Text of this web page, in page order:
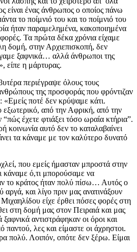
είναι ένας άνθρωπος ο οποίος πάνω
το ποίμνιό του και το ποίμνιό του
ήταν παραμελημένα, κακοποιημένα
Τα πρώτα δέκα χρόνια είχαμε
δομή, στην Αρχιεπισκοπή, δεν
ξαφνικά… αλλά άνθρωποι της
είπε η μάρτυρας.
περιέγραψε όλους τους
της προσφοράς που φρόντιζαν
ποτέ δεν κρύψαμε κάτι.
από την Αφρική, από την
έχετε φτιάξει τόσο ωραία κτήρια”.
κοινωνία αυτό δεν το καταλαβαίνει
τα κάναμε με τον καλύτερο δυνατό
που εμείς ήμασταν μπροστά στην
κάναμε ό,τι μπορούσαμε να
το κράτος ήταν πολύ πίσω… Αυτός ο
και λίγο πριν μας ανατινάξουν
είχε έρθει πόσες φορές στη
στη δομή μας στον Πειραιά και μας
αντιστράφηκαν οι όροι και
παντού, λες και είμαστε οι άχρηστοι.
πολύ. Λοιπόν, οπότε δεν ξέρω. Είμαι